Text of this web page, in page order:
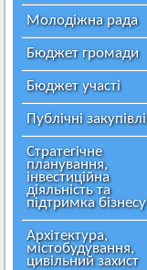
Молодіжна рада
Бюджет громади
Бюджет участі
Публічні закупівлі
Стратегічне
планування,
інвестиційна
діяльність та
підтримка бізнесу
Архітектура,
містобудування,
цивільний захист